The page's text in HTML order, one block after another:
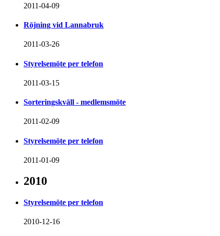
2011-04-09
Röjning vid Lannabruk
2011-03-26
Styrelsemöte per telefon
2011-03-15
Sorteringskväll - medlemsmöte
2011-02-09
Styrelsemöte per telefon
2011-01-09
2010
Styrelsemöte per telefon
2010-12-16